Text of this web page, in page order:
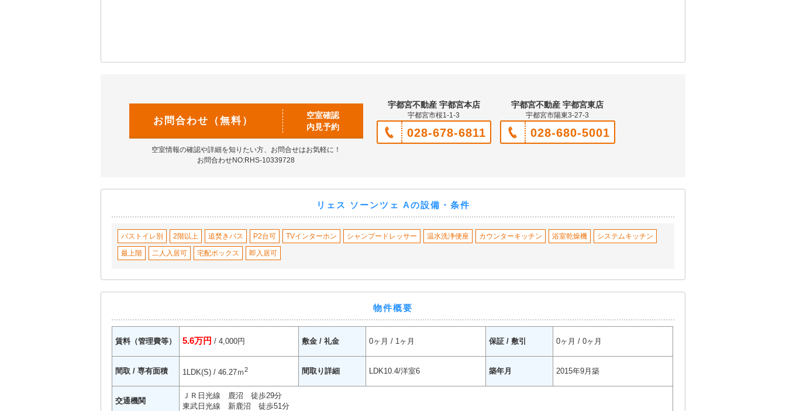
お問合わせ（無料）
空室確認
内見予約
空室情報の確認や詳細を知りたい方、お問合せはお気軽に！
お問合わせNO:RHS-10339728
宇都宮不動産 宇都宮本店
宇都宮市桜1-1-3
028-678-6811
宇都宮不動産 宇都宮東店
宇都宮市陽東3-27-3
028-680-5001
リェス ソーンツェ Aの設備・条件
バストイレ別 2階以上 追焚きバス P2台可 TVインターホン シャンプードレッサー 温水洗浄便座 カウンターキッチン 浴室乾燥機 システムキッチン
最上階 二人入居可 宅配ボックス 即入居可
物件概要
賃料（管理費等） 5.6万円 / 4,000円 敷金 / 礼金 0ヶ月 / 1ヶ月 保証 / 敷引 0ヶ月 / 0ヶ月
間取 / 専有面積 1LDK(S) / 46.27ｍ2 間取り詳細 LDK10.4/洋室6 築年月 2015年9月築
交通機関
ＪＲ日光線 鹿沼 徒歩29分
東武日光線 新鹿沼 徒歩51分